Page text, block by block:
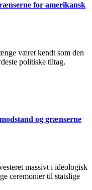
for amerikansk
været kendt som den
politiske tiltag.
og grænserne
massivt i ideologisk
ceremonier til statslige